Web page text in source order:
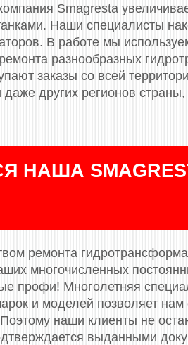
Smagresta
Наши специалисты
В работе мы
разнообразных
заказы со всей
других регионов
НАША
ремонта
многочисленных
профи! Многолетняя
и моделей позволяет
наши клиенты не
выданными